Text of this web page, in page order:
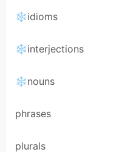
❄idioms
❄interjections
❄nouns
phrases
plurals